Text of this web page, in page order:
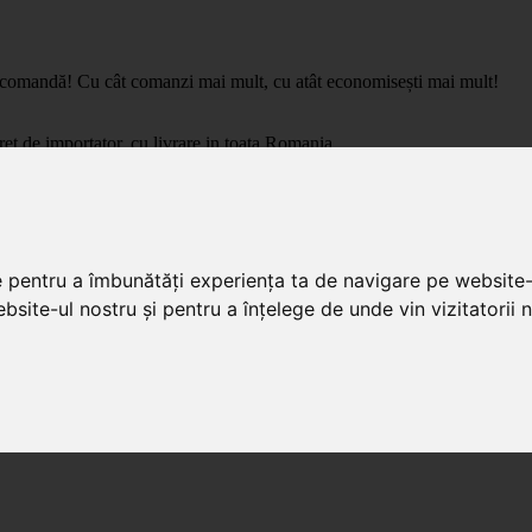
a îmbunătăți experiența ta de navigare pe
ul nostru și pentru a înțelege de unde vin vizitatorii
Cu cât comanzi mai mult, cu atât economisești mai mult!
de importator, cu livrare in toata Romania.